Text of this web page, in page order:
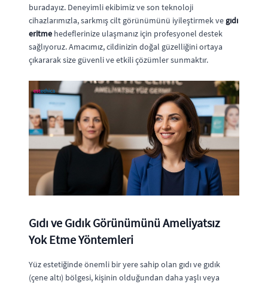
buradayız. Deneyimli ekibimiz ve son teknoloji
cihazlarımızla, sarkmış cilt görünümünü iyileştirmek ve gıdı
eritme hedeflerinize ulaşmanız için profesyonel destek
sağlıyoruz. Amacımız, cildinizin doğal güzelliğini ortaya
çıkararak size güvenli ve etkili çözümler sunmaktır.
Gıdı ve Gıdık Görünümünü Ameliyatsız
Yok Etme Yöntemleri
Yüz estetiğinde önemli bir yere sahip olan gıdı ve gıdık
(çene altı) bölgesi, kişinin olduğundan daha yaşlı veya